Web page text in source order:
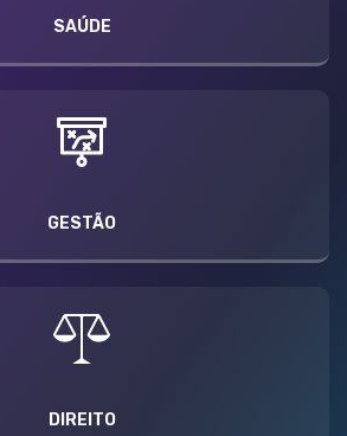
SAÚDE
GESTÃO
DIREITO